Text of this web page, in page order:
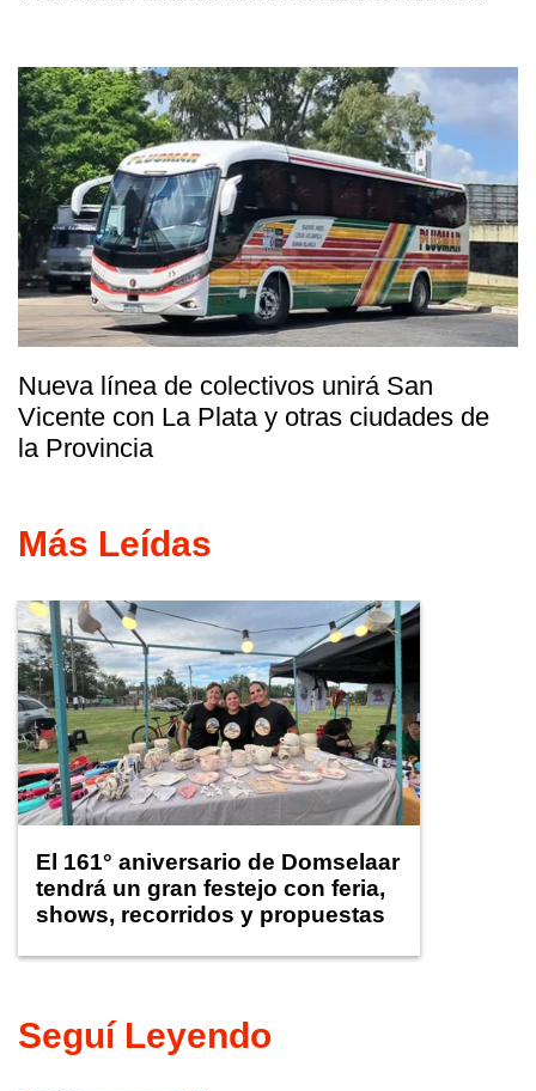
Nueva línea de colectivos unirá San
Vicente con La Plata y otras ciudades de
la Provincia
Más Leídas
El 161° aniversario de Domselaar
tendrá un gran festejo con feria,
shows, recorridos y propuestas
Seguí Leyendo